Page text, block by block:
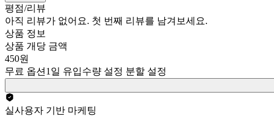
평점/리뷰
아직 리뷰가 없어요. 첫 번째 리뷰를 남겨보세요.
상품 정보
상품 개당 금액
450원
무료 옵션 1일 유입수량 설정 분할 설정
실사용자 기반 마케팅